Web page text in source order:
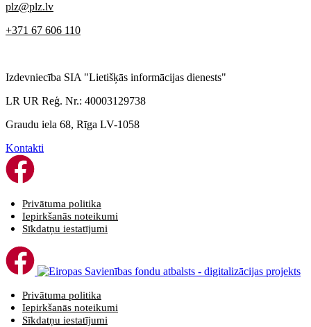
plz@plz.lv
+371 67 606 110
Izdevniecība SIA "Lietišķās informācijas dienests"
LR UR Reģ. Nr.: 40003129738
Graudu iela 68, Rīga LV-1058
Kontakti
Privātuma politika
Iepirkšanās noteikumi
Sīkdatņu iestatījumi
Privātuma politika
Iepirkšanās noteikumi
Sīkdatņu iestatījumi